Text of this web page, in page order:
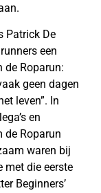
Patrick De
een
de Roparun:
geen dagen
leven”. In
en
de Roparun
waren bij
met die eerste
Beginners’